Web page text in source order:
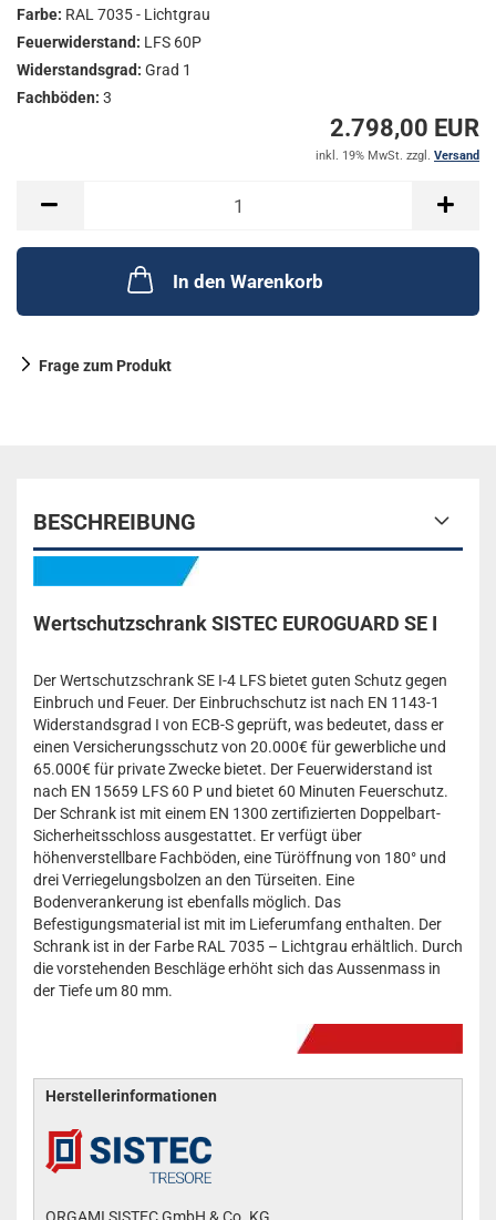
Farbe: RAL 7035 - Lichtgrau
Feuerwiderstand: LFS 60P
Widerstandsgrad: Grad 1
Fachböden: 3
2.798,00 EUR
inkl. 19% MwSt. zzgl. Versand
In den Warenkorb
Frage zum Produkt
BESCHREIBUNG
Wertschutzschrank SISTEC EUROGUARD SE I
Der Wertschutzschrank SE I-4 LFS bietet guten Schutz gegen
Einbruch und Feuer. Der Einbruchschutz ist nach EN 1143-1
Widerstandsgrad I von ECB-S geprüft, was bedeutet, dass er
einen Versicherungsschutz von 20.000€ für gewerbliche und
65.000€ für private Zwecke bietet. Der Feuerwiderstand ist
nach EN 15659 LFS 60 P und bietet 60 Minuten Feuerschutz.
Der Schrank ist mit einem EN 1300 zertifizierten Doppelbart-
Sicherheitsschloss ausgestattet. Er verfügt über
höhenverstellbare Fachböden, eine Türöffnung von 180° und
drei Verriegelungsbolzen an den Türseiten. Eine
Bodenverankerung ist ebenfalls möglich. Das
Befestigungsmaterial ist mit im Lieferumfang enthalten. Der
Schrank ist in der Farbe RAL 7035 – Lichtgrau erhältlich. Durch
die vorstehenden Beschläge erhöht sich das Aussenmass in
der Tiefe um 80 mm.
Herstellerinformationen